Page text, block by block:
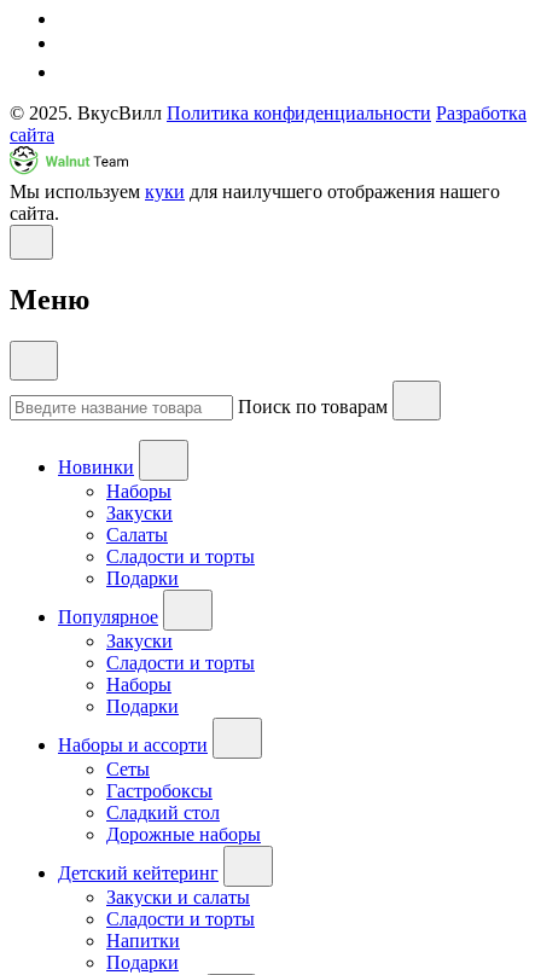
© 2025. ВкусВилл Политика конфиденциальности Разработка
сайта
Мы используем куки для наилучшего отображения нашего
сайта.
Меню
Поиск по товарам
Новинки
Наборы
Закуски
Салаты
Сладости и торты
Подарки
Популярное
Закуски
Сладости и торты
Наборы
Подарки
Наборы и ассорти
Сеты
Гастробоксы
Сладкий стол
Дорожные наборы
Детский кейтеринг
Закуски и салаты
Сладости и торты
Напитки
Подарки